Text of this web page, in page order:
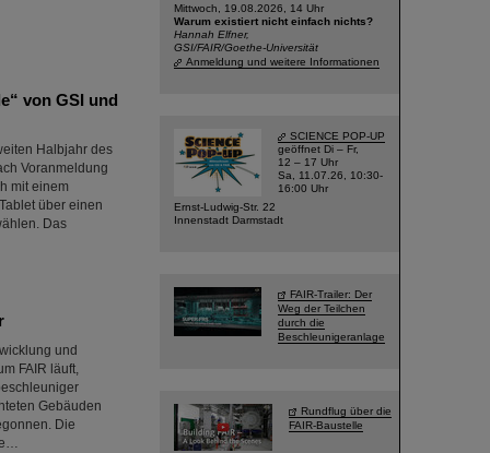
von GSI und
Halbjahr des
Voranmeldung
mit einem
über einen
Das
und
FAIR läuft,
Gebäuden
Die
Mittwoch, 19.08.2026, 14 Uhr
Warum existiert nicht einfach nichts?
Hannah Elfner,
GSI/FAIR/Goethe-Universität
Anmeldung und weitere Informationen
SCIENCE POP-UP
geöffnet Di – Fr,
12 – 17 Uhr
Sa, 11.07.26, 10:30-
16:00 Uhr
Ernst-Ludwig-Str. 22
Innenstadt Darmstadt
FAIR-Trailer: Der
Weg der Teilchen
durch die
Beschleunigeranlage
Rundflug über die
FAIR-Baustelle